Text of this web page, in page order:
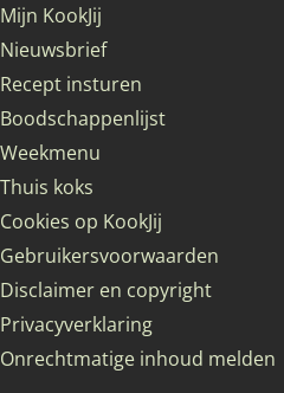
Mijn KookJij
Nieuwsbrief
Recept insturen
Boodschappenlijst
Weekmenu
Thuis koks
Cookies op KookJij
Gebruikersvoorwaarden
Disclaimer en copyright
Privacyverklaring
Onrechtmatige inhoud melden